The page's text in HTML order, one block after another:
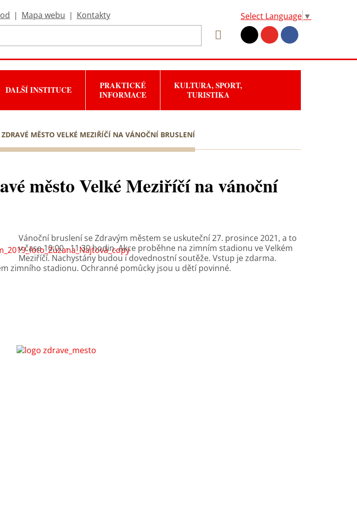
| Mapa webu | Kontakty Select Language ▼
DALŠÍ INSTITUCE
PRAKTICKÉ
INFORMACE
KULTURA, SPORT,
TURISTIKA
ZDRAVÉ MĚSTO VELKÉ MEZIŘÍČÍ NA VÁNOČNÍ BRUSLENÍ
město Velké Meziříčí na vánoční
Vánoční bruslení se Zdravým městem se uskuteční 27. prosince 2021, a to
v čase 10:00 - 11:30 hodin. Akce proběhne na zimním stadionu ve Velkém
Meziříčí. Nachystány budou i dovednostní soutěže. Vstup je zdarma.
zimního stadionu. Ochranné pomůcky jsou u dětí povinné.